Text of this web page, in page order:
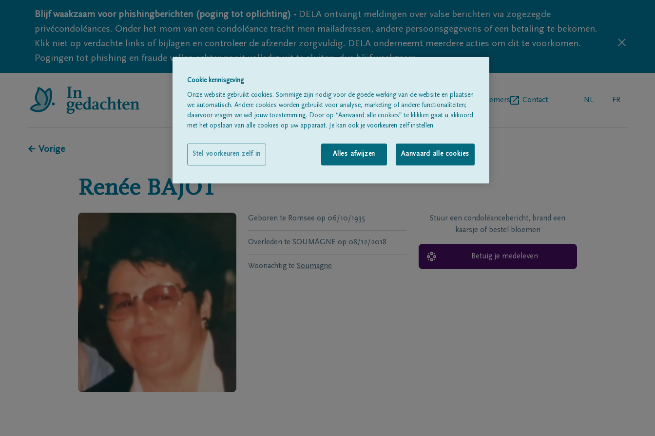
Blijf waakzaam voor phishingberichten (poging tot oplichting) - DELA ontvangt meldingen over valse berichten via zogezegde
privécondoléances. Onder het mom van een condoléance tracht men mailadressen, andere persoonsgegevens of een betaling te bekomen.
Klik niet op verdachte links of bijlagen en controleer de afzender zorgvuldig. DELA onderneemt meerdere acties om dit te voorkomen.
Pogingen tot phishing en fraude vallen echter nooit volledig uit te sluiten, dus blijf waakzaam.
Alle rouwberichten Over ons Begrafenisondernemers Contact NL FR
← Vorige
Renée BAJOT
Geboren te Romsee op 06/10/1935
Overleden te SOUMAGNE op 08/12/2018
Woonachtig te Soumagne
Stuur een condoléancebericht, brand een
kaarsje of bestel bloemen
Betuig je medeleven
Cookie kennisgeving
Onze website gebruikt cookies. Sommige zijn nodig voor de goede werking van de website en plaatsen
we automatisch. Andere cookies worden gebruikt voor analyse, marketing of andere functionaliteiten;
daarvoor vragen we wél jouw toestemming. Door op “Aanvaard alle cookies” te klikken gaat u akkoord
met het opslaan van alle cookies op uw apparaat. Je kan ook je voorkeuren zelf instellen.
Alles afwijzen Aanvaard alle cookies
Stel voorkeuren zelf in